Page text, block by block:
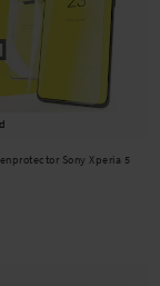
Sony Xperia 5